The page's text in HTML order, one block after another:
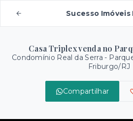
Sucesso Imóveis
Casa Triplex venda no
Condomínio Real da Serra -
Friburgo/RJ
Compartilhar